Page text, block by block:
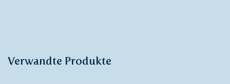
Verwandte Produkte